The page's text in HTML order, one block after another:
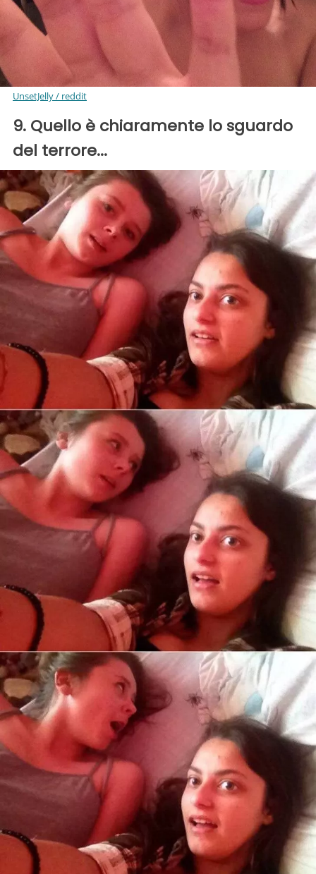
UnsetJelly / reddit
9. Quello è chiaramente lo sguardo
del terrore...